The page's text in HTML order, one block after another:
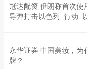
冠达配资 伊朗称首次使
导弹打击以色列_行动_
永华证券 中国美妆，为
牌？